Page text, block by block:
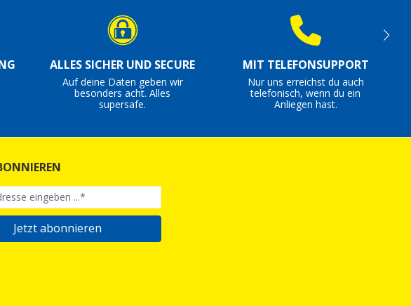
ALLES SICHER UND SECURE
Auf deine Daten geben wir
besonders acht. Alles
supersafe.
MIT TELEFONSUPPORT
Nur uns erreichst du auch
telefonisch, wenn du ein
Anliegen hast.
Jetzt abonnieren